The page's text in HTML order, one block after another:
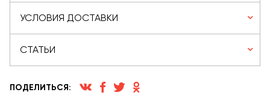
УСЛОВИЯ ДОСТАВКИ
СТАТЬИ
ПОДЕЛИТЬСЯ: